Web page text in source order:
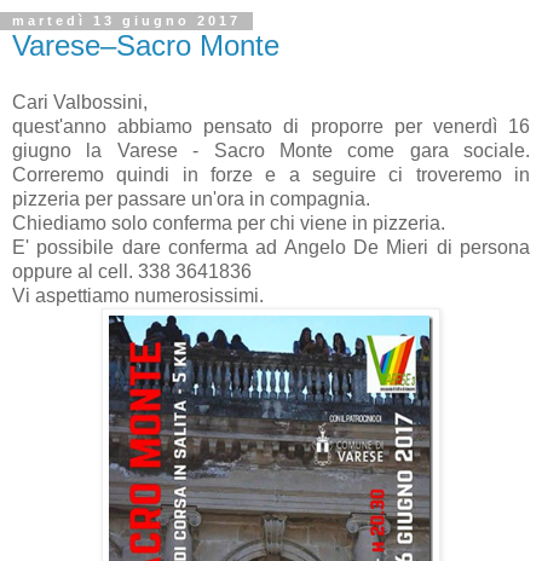
martedì 13 giugno 2017
Varese–Sacro Monte
Cari Valbossini,
quest'anno abbiamo pensato di proporre per venerdì 16
giugno la Varese - Sacro Monte come gara sociale.
Correremo quindi in forze e a seguire ci troveremo in
pizzeria per passare un'ora in compagnia.
Chiediamo solo conferma per chi viene in pizzeria.
E' possibile dare conferma ad Angelo De Mieri di persona
oppure al cell. 338 3641836
Vi aspettiamo numerosissimi.